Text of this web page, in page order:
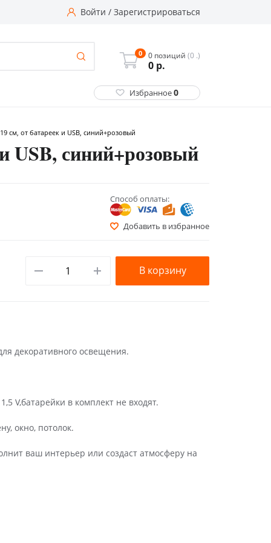
Войти / Зарегистрироваться
0 0 позиций (0 .)
0 р.
Избранное0
см, от батареек и USB, синий+розовый
USB, синий+розовый
Способ оплаты:
Добавить в избранное
В корзину
декоративного освещения.
V,батарейки в комплект не входят.
окно, потолок.
ваш интерьер или создаст атмосферу на